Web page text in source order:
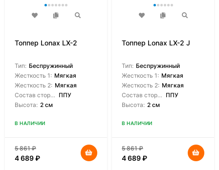
Топпер Lonax LX-2
Тип: Беспружинный
Жесткость 1: Мягкая
Жесткость 2: Мягкая
Состав сторон: ППУ
Высота: 2 см
В НАЛИЧИИ
5 861₽
4 689₽
Топпер Lonax LX-2 J
Тип: Беспружинный
Жесткость 1: Мягкая
Жесткость 2: Мягкая
Состав сторон: ППУ
Высота: 2 см
В НАЛИЧИИ
5 861₽
4 689₽